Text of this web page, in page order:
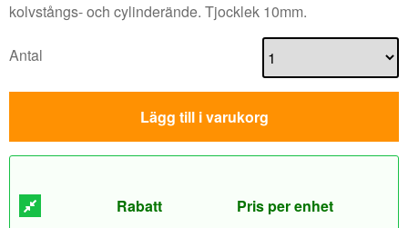
kolvstångs- och cylinderände. Tjocklek 10mm.
Antal
Lägg till i varukorg
Rabatt Pris per enhet